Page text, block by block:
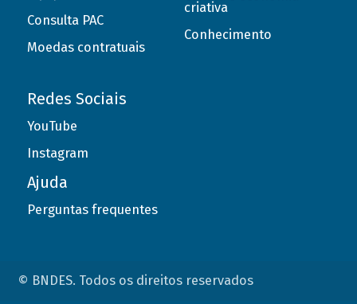
Consulta PAC
Moedas contratuais
criativa
Conhecimento
Redes Sociais
YouTube
Instagram
Ajuda
Perguntas frequentes
© BNDES. Todos os direitos reservados